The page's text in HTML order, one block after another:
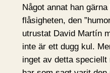
Något annat han
flåsigheten, den
utrustat David Martín
inte är ett dugg kul.
inget av detta